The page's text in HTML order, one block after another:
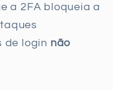
a 2FA bloqueia a
de login não